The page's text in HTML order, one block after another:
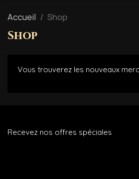
Accueil Shop
Shop
Vous trouverez les nouveaux
Recevez nos offres spéciales